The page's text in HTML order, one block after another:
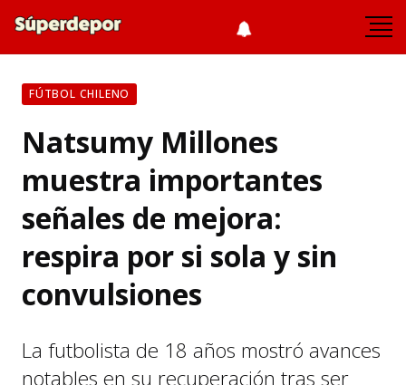
FÚTBOL CHILENO
Natsumy Millones
muestra importantes
señales de mejora:
respira por si sola y sin
convulsiones
La futbolista de 18 años mostró avances
notables en su recuperación tras ser